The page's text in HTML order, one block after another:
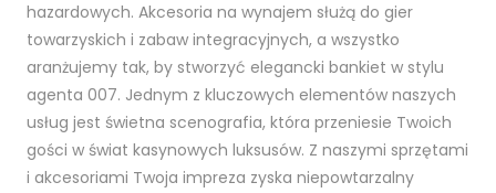
hazardowych. Akcesoria na wynajem służą do gier
towarzyskich i zabaw integracyjnych, a wszystko
aranżujemy tak, by stworzyć elegancki bankiet w stylu
agenta 007. Jednym z kluczowych elementów naszych
usług jest świetna scenografia, która przeniesie Twoich
gości w świat kasynowych luksusów. Z naszymi sprzętami
i akcesoriami Twoja impreza zyska niepowtarzalny